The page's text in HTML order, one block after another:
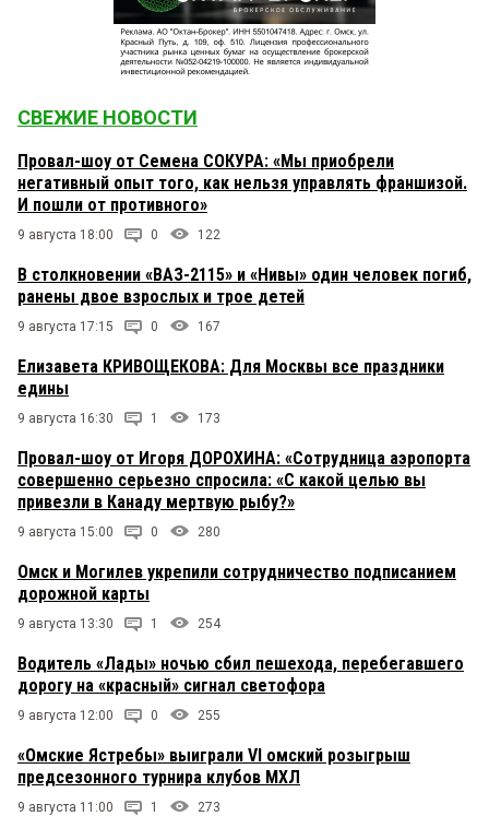
СВЕЖИЕ НОВОСТИ
Провал-шоу от Семена СОКУРА: «Мы приобрели
негативный опыт того, как нельзя управлять франшизой.
И пошли от противного»
9 августа 18:00 0 122
В столкновении «ВАЗ-2115» и «Нивы» один человек погиб,
ранены двое взрослых и трое детей
9 августа 17:15 0 167
Елизавета КРИВОЩЕКОВА: Для Москвы все праздники
едины
9 августа 16:30 1 173
Провал-шоу от Игоря ДОРОХИНА: «Сотрудница аэропорта
совершенно серьезно спросила: «С какой целью вы
привезли в Канаду мертвую рыбу?»
9 августа 15:00 0 280
Омск и Могилев укрепили сотрудничество подписанием
дорожной карты
9 августа 13:30 1 254
Водитель «Лады» ночью сбил пешехода, перебегавшего
дорогу на «красный» сигнал светофора
9 августа 12:00 0 255
«Омские Ястребы» выиграли VI омский розыгрыш
предсезонного турнира клубов МХЛ
9 августа 11:00 1 273